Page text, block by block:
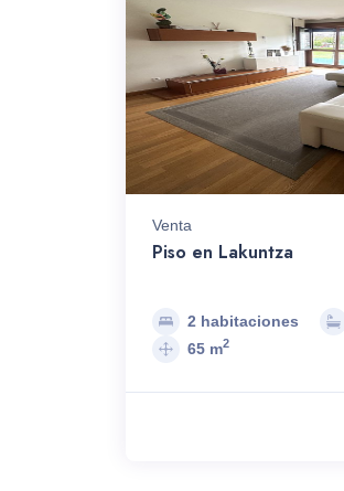
Venta
Piso en Lakuntza
2 habitaciones
65 m2